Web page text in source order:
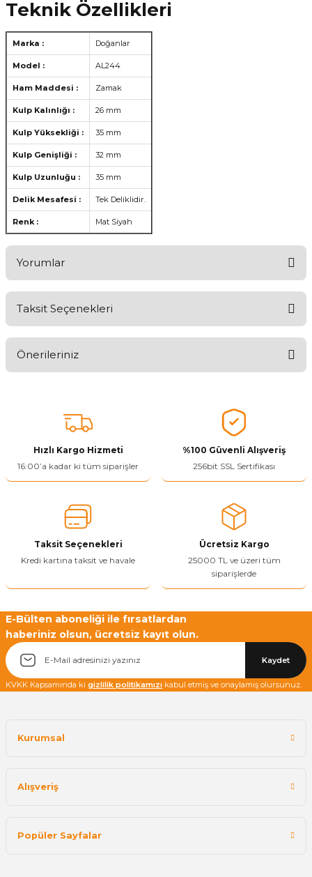
Teknik Özellikleri
Marka : Doğanlar
Model : AL244
Ham Maddesi : Zamak
Kulp Kalınlığı : 26 mm
Kulp Yüksekliği : 35 mm
Kulp Genişliği : 32 mm
Kulp Uzunluğu : 35 mm
Delik Mesafesi : Tek Deliklidir.
Renk : Mat Siyah
Yorumlar
Taksit Seçenekleri
Önerileriniz
tarafımıza iletebilirsiniz.
Görüş ve önerileriniz için teşekkür ederiz.
Ürün resmi kalitesiz, bozuk veya görüntülenemiyor.
Ürün bilgilerinde hatalar bulunuyor.
Ürün fiyatı diğer sitelerden daha pahalı.
Bu ürüne benzer farklı alternatifler olmalı.
Yetkiliye Gönder
Hızlı Kargo Hizmeti
16:00’a kadar ki tüm siparişler
%100 Güvenli Alışveriş
256bit SSL Sertifikası
Taksit Seçenekleri
Kredi kartına taksit ve havale
Ücretsiz Kargo
25000 TL ve üzeri tüm
siparişlerde
E-Bülten aboneliği ile fırsatlardan
haberiniz olsun, ücretsiz kayıt olun.
Kaydet
KVKK Kapsamında ki gizlilik politikamızı kabul etmiş ve onaylamış olursunuz.
Kurumsal
Alışveriş
Popüler Sayfalar